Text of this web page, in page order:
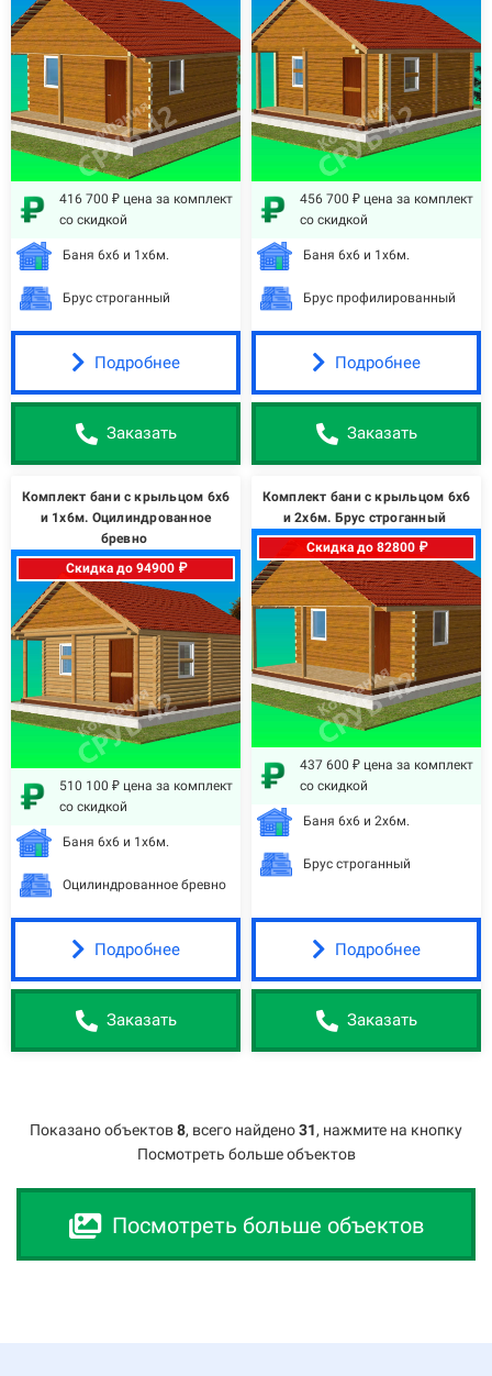
416 700 ₽ цена за комплект
со скидкой
Баня 6х6 и 1х6м.
Брус строганный
Подробнее
Заказать
456 700 ₽ цена за комплект
со скидкой
Баня 6х6 и 1х6м.
Брус профилированный
Подробнее
Заказать
Комплект бани с крыльцом 6х6
и 1х6м. Оцилиндрованное
бревно
Скидка до 94900 ₽
510 100 ₽ цена за комплект
со скидкой
Баня 6х6 и 1х6м.
Оцилиндрованное бревно
Подробнее
Заказать
Комплект бани с крыльцом 6х6
и 2х6м. Брус строганный
Скидка до 82800 ₽
437 600 ₽ цена за комплект
со скидкой
Баня 6х6 и 2х6м.
Брус строганный
Подробнее
Заказать
Показано объектов8, всего найдено31, нажмите на кнопку
Посмотреть больше объектов
Посмотреть больше объектов